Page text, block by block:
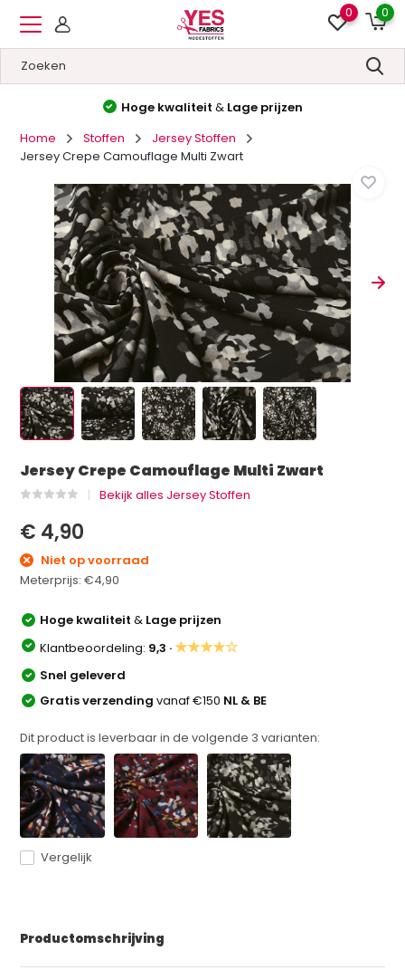
0 0
Hoge kwaliteit & Lage prijzen
Home
Stoffen
Jersey Stoffen
Jersey Crepe Camouflage Multi Zwart
Jersey Crepe Camouflage Multi Zwart
Bekijk alles Jersey Stoffen
€ 4,90
Niet op voorraad
Meterprijs:€4,90
Hoge kwaliteit& Lage prijzen
Klantbeoordeling: 9,3 ·★★★★☆
Snel geleverd
Gratis verzendingvanaf €150 NL & BE
Dit product is leverbaar in de volgende 3 varianten:
Vergelijk
Productomschrijving